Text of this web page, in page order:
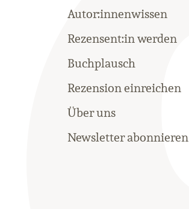
Autor:innenwissen
Rezensent:in werden
Buchplausch
Rezension einreichen
Über uns
Newsletter abonnieren